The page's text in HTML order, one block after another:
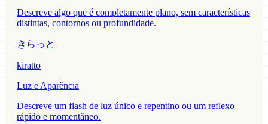
Descreve algo que é completamente plano, sem características
distintas, contornos ou profundidade.
きらっと
kiratto
Luz e Aparência
Descreve um flash de luz único e repentino ou um reflexo
rápido e momentâneo.